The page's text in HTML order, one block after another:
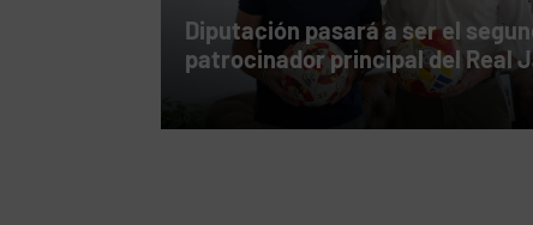
Diputación pasará a ser el
patrocinador principal del Real